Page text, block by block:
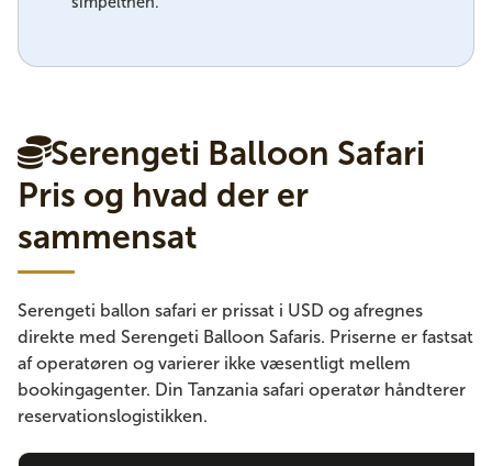
Serengeti Balloon Safari
Pris og hvad der er
sammensat
Serengeti ballon safari er prissat i USD og afregnes
direkte med Serengeti Balloon Safaris. Priserne er fastsat
af operatøren og varierer ikke væsentligt mellem
bookingagenter. Din Tanzania safari operatør håndterer
reservationslogistikken.